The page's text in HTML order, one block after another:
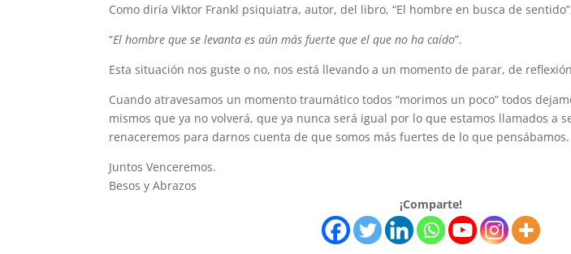
Como diría Viktor Frankl psiquiatra, autor, del libro, “El hombre en busca de
“El hombre que se levanta es aún más fuerte que el que no ha caído”.
Esta situación nos guste o no, nos está llevando a un momento de parar, de
Cuando atravesamos un momento traumático todos “morimos un poco” todos
mismos que ya no volverá, que ya nunca será igual por lo que estamos llamados a
renaceremos para darnos cuenta de que somos más fuertes de lo que pensábamos.
Juntos Venceremos.
Besos y Abrazos
¡Comparte!